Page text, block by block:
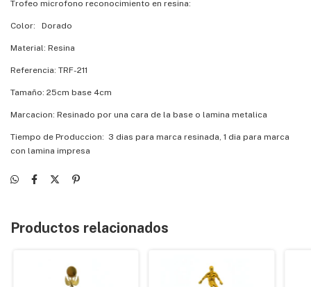
Trofeo microfono reconocimiento en resina:
Color: Dorado
Material: Resina
Referencia: TRF-211
Tamaño: 25cm base 4cm
Marcacion: Resinado por una cara de la base o lamina metalica
Tiempo de Produccion: 3 dias para marca resinada, 1 dia para marca
con lamina impresa
Productos relacionados